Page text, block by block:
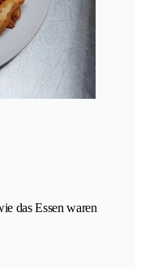
das Essen waren